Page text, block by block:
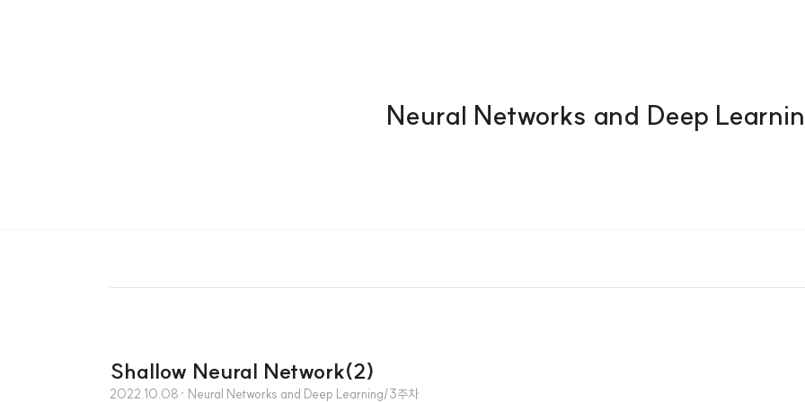
Neural Networks and Deep
Shallow Neural Network(2)
2022.10.08 · Neural Networks and Deep Learning/3주차